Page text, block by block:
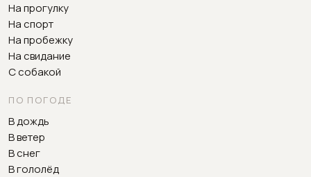
На прогулку
На спорт
На пробежку
На свидание
С собакой
ПО ПОГОДЕ
В дождь
В ветер
В снег
В гололёд